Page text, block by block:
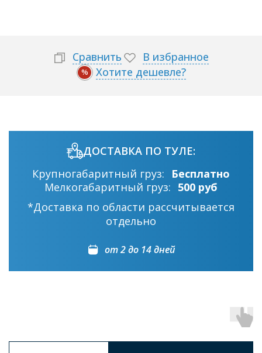
Сравнить В избранное
% Хотите дешевле?
ДОСТАВКА ПО ТУЛЕ:
Крупногабаритный груз:
Бесплатно
Мелкогабаритный груз: 500 руб
*Доставка по области рассчитывается
отдельно
от 2 до 14 дней